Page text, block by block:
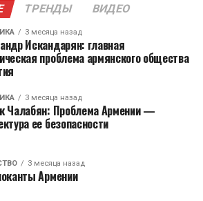
ТРЕНДЫ ВИДЕО
3 месяца назад
Искандарян: главная
проблема армянского общества
3 месяца назад
Чалабян: Проблема Армении —
ее безопасности
3 месяца назад
Армении